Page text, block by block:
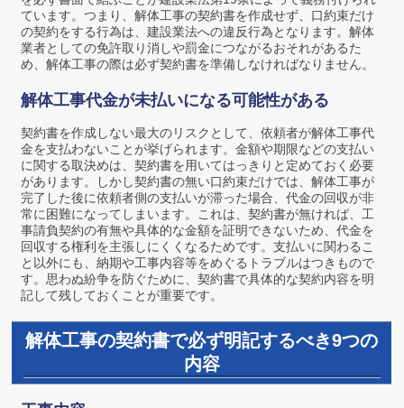
ています。つまり、解体工事の契約書を作成せず、口約束だけ
の契約をする行為は、建設業法への違反行為となります。解体
業者としての免許取り消しや罰金につながるおそれがあるた
め、解体工事の際は必ず契約書を準備しなければなりません。
解体工事代金が未払いになる可能性がある
契約書を作成しない最大のリスクとして、依頼者が解体工事代
金を支払わないことが挙げられます。金額や期限などの支払い
に関する取決めは、契約書を用いてはっきりと定めておく必要
があります。しかし契約書の無い口約束だけでは、解体工事が
完了した後に依頼者側の支払いが滞った場合、代金の回収が非
常に困難になってしまいます。これは、契約書が無ければ、工
事請負契約の有無や具体的な金額を証明できないため、代金を
回収する権利を主張しにくくなるためです。支払いに関わるこ
と以外にも、納期や工事内容等をめぐるトラブルはつきもので
す。思わぬ紛争を防ぐために、契約書で具体的な契約内容を明
記して残しておくことが重要です。
解体工事の契約書で必ず明記するべき9つの
内容